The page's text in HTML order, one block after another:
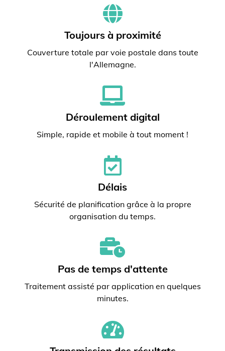
Toujours à proximité
Couverture totale par voie postale dans toute
l'Allemagne.
Déroulement digital
Simple, rapide et mobile à tout moment !
Délais
Sécurité de planification grâce à la propre
organisation du temps.
Pas de temps d'attente
Traitement assisté par application en quelques
minutes.